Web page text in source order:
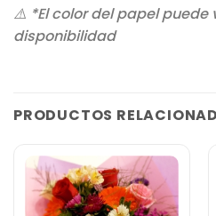
⚠️ *El color del papel puede
disponibilidad
PRODUCTOS